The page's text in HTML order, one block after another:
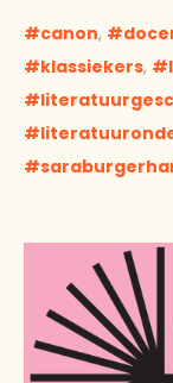
canon,
klassiekers,